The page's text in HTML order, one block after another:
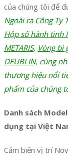
của chúng tôi để
Ngoài ra Công Ty
Hộp số hành tinh
METARIS, Vòng bi
DEUBLIN, cùng
thương hiệu nổi
phẩm của chúng
Danh sách
dụng tại Việt
Cảm biến vị trí